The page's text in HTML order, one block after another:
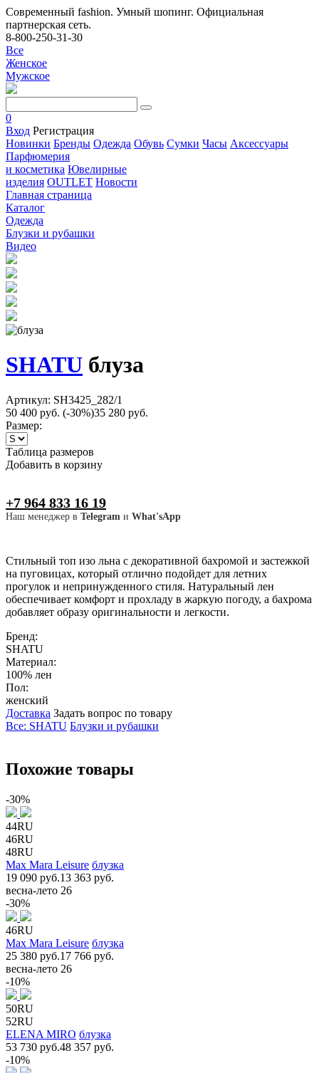
Современный fashion. Умный шопинг. Официальная
партнерская сеть.
8-800-250-31-30
Все
Женское
Мужское
0
Вход Регистрация
Новинки Бренды Одежда Обувь Сумки Часы Аксессуары
Парфюмерия
и косметика Ювелирные
изделия OUTLET Новости
Главная страница
Каталог
Одежда
Блузки и рубашки
Видео
SHATU блуза
Артикул: SH3425_282/1
50 400 руб. (-30%)35 280 руб.
Размер:
Таблица размеров
Добавить в корзину
+7 964 833 16 19
Наш менеджер в Telegram и What'sApp
Стильный топ изо льна с декоративной бахромой и застежкой
на пуговицах, который отлично подойдет для летних
прогулок и непринужденного стиля. Натуральный лен
обеспечивает комфорт и прохладу в жаркую погоду, а бахрома
добавляет образу оригинальности и легкости.
Бренд:
SHATU
Материал:
100% лен
Пол:
женский
Доставка Задать вопрос по товару
Все: SHATU Блузки и рубашки
Похожие товары
-30%
44RU
46RU
48RU
Max Mara Leisure блузка
19 090 руб.13 363 руб.
весна-лето 26
-30%
46RU
Max Mara Leisure блузка
25 380 руб.17 766 руб.
весна-лето 26
-10%
50RU
52RU
ELENA MIRO блузка
53 730 руб.48 357 руб.
-10%